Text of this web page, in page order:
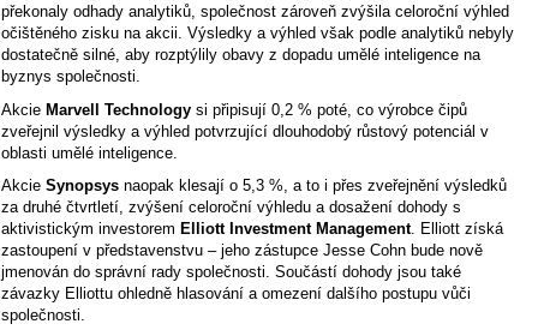
překonaly odhady analytiků, společnost zároveň zvýšila celoroční výhled
očištěného zisku na akcii. Výsledky a výhled však podle analytiků nebyly
dostatečně silné, aby rozptýlily obavy z dopadu umělé inteligence na
byznys společnosti.
Akcie Marvell Technology si připisují 0,2 % poté, co výrobce čipů
zveřejnil výsledky a výhled potvrzující dlouhodobý růstový potenciál v
oblasti umělé inteligence.
Akcie Synopsys naopak klesají o 5,3 %, a to i přes zveřejnění výsledků
za druhé čtvrtletí, zvýšení celoroční výhledu a dosažení dohody s
aktivistickým investorem Elliott Investment Management. Elliott získá
zastoupení v představenstvu – jeho zástupce Jesse Cohn bude nově
jmenován do správní rady společnosti. Součástí dohody jsou také
závazky Elliottu ohledně hlasování a omezení dalšího postupu vůči
společnosti.